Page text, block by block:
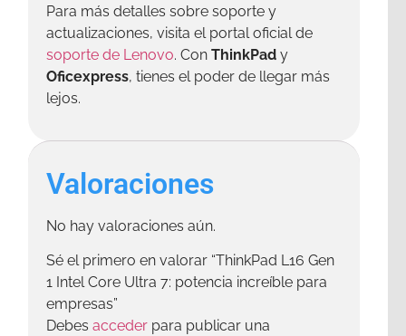
Para más detalles sobre soporte y
actualizaciones, visita el portal oficial de
soporte de Lenovo. Con ThinkPad y
Oficexpress, tienes el poder de llegar más
lejos.
Valoraciones
No hay valoraciones aún.
Sé el primero en valorar “ThinkPad L16 Gen
1 Intel Core Ultra 7: potencia increíble para
empresas”
Debes acceder para publicar una